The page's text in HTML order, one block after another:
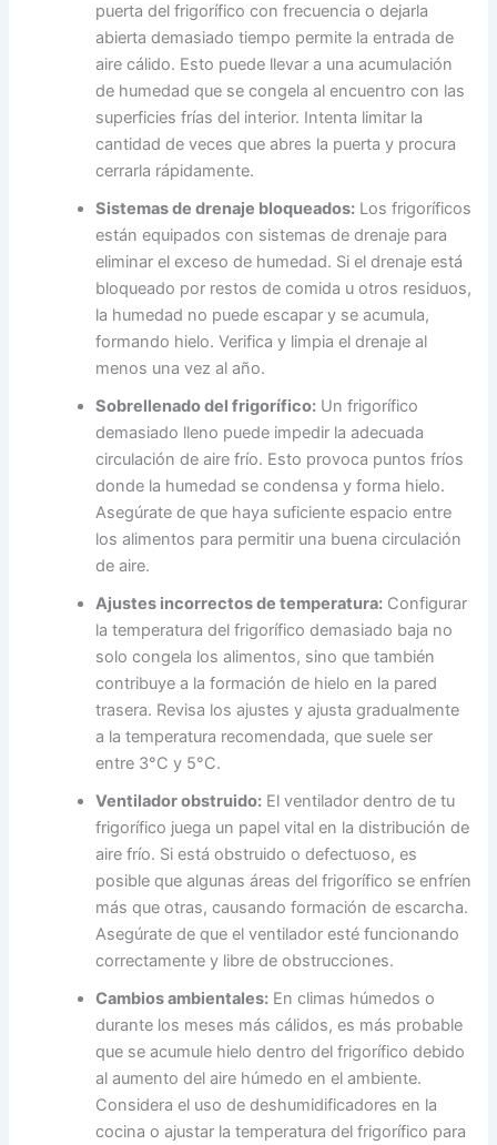
puerta del frigorífico con frecuencia o dejarla
abierta demasiado tiempo permite la entrada de
aire cálido. Esto puede llevar a una acumulación
de humedad que se congela al encuentro con las
superficies frías del interior. Intenta limitar la
cantidad de veces que abres la puerta y procura
cerrarla rápidamente.
Sistemas de drenaje bloqueados: Los frigoríficos
están equipados con sistemas de drenaje para
eliminar el exceso de humedad. Si el drenaje está
bloqueado por restos de comida u otros residuos,
la humedad no puede escapar y se acumula,
formando hielo. Verifica y limpia el drenaje al
menos una vez al año.
Sobrellenado del frigorífico: Un frigorífico
demasiado lleno puede impedir la adecuada
circulación de aire frío. Esto provoca puntos fríos
donde la humedad se condensa y forma hielo.
Asegúrate de que haya suficiente espacio entre
los alimentos para permitir una buena circulación
de aire.
Ajustes incorrectos de temperatura: Configurar
la temperatura del frigorífico demasiado baja no
solo congela los alimentos, sino que también
contribuye a la formación de hielo en la pared
trasera. Revisa los ajustes y ajusta gradualmente
a la temperatura recomendada, que suele ser
entre 3°C y 5°C.
Ventilador obstruido: El ventilador dentro de tu
frigorífico juega un papel vital en la distribución de
aire frío. Si está obstruido o defectuoso, es
posible que algunas áreas del frigorífico se enfríen
más que otras, causando formación de escarcha.
Asegúrate de que el ventilador esté funcionando
correctamente y libre de obstrucciones.
Cambios ambientales: En climas húmedos o
durante los meses más cálidos, es más probable
que se acumule hielo dentro del frigorífico debido
al aumento del aire húmedo en el ambiente.
Considera el uso de deshumidificadores en la
cocina o ajustar la temperatura del frigorífico para